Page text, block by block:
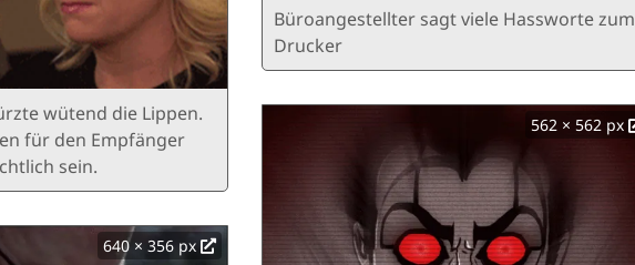
wütend die Lippen.
für den Empfänger
sein.
640 × 356 px
Büroangestellter sagt viele Hassworte zum
Drucker
562 × 562 px